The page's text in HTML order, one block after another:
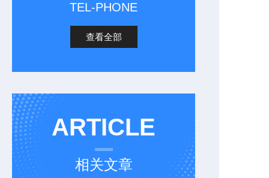
TEL-PHONE
查看全部
ARTICLE
相关文章